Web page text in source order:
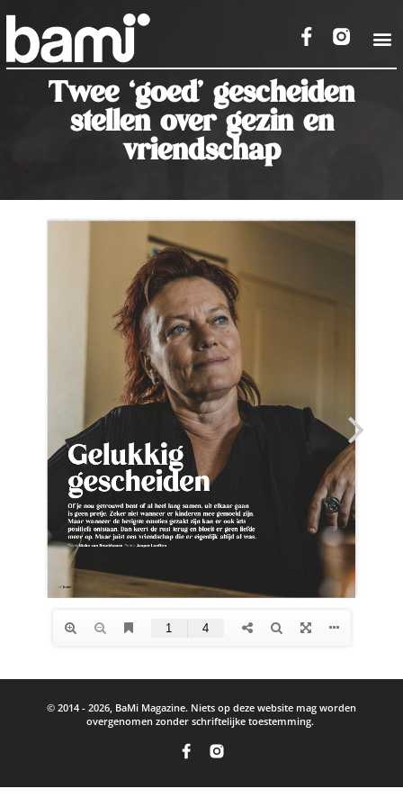
Twee ‘goed’ gescheiden
stellen over gezin en
vriendschap
© 2014 - 2026, BaMi Magazine. Niets op deze website mag worden
overgenomen zonder schriftelijke toestemming.